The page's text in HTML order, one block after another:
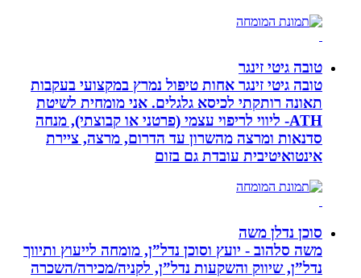
טובה גיטי זינגר
טובה גיטי זינגר אחות טיפול נמרץ במקצועי בעקבות
תאונה רותקתי לכיסא גלגלים. אני מומחית לשיטת
ATH- ליווי לריפוי עצמי (פרטני או קבוצתי), מנחה
סדנאות ומרצה מהשרון עד הדרום, מרצה, ציירת
אינטואיטיבית עובדת גם בזום
סוכן נדלן משה
משה סלהוב - יועץ וסוכן נדל”ן, מומחה לייעוץ ותיווך
נדל”ן, שיווק והשקעות נדל”ן, לקניה/מכירה/השכרה